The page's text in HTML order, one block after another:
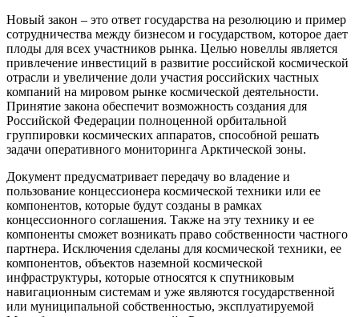
Новый закон – это ответ государства на резолюцию и пример
сотрудничества между бизнесом и государством, которое дает
плоды для всех участников рынка. Целью новеллы является
привлечение инвестиций в развитие российской космической
отрасли и увеличение доли участия российских частных
компаний на мировом рынке космической деятельности.
Принятие закона обеспечит возможность создания для
Российской Федерации полноценной орбитальной
группировки космических аппаратов, способной решать
задачи оперативного мониторинга Арктической зоны.
Документ предусматривает передачу во владение и
пользование концессионера космической техники или ее
компонентов, которые будут созданы в рамках
концессионного соглашения. Также на эту технику и ее
компоненты сможет возникать право собственности частного
партнера. Исключения сделаны для космической техники, ее
компонентов, объектов наземной космической
инфраструктуры, которые относятся к спутниковым
навигационным системам и уже являются государственной
или муниципальной собственностью, эксплуатируемой